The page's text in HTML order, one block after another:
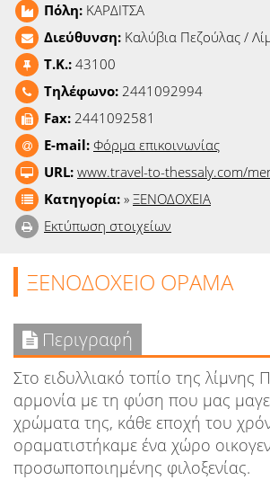
Ραδιόφωνο
Ταινίες
Πόλη: ΚΑΡΔΙΤΣΑ
Διεύθυνση: Καλύβια Πεζούλας /
T.K.: 43100
Τηλέφωνο: 2441092994
Fax: 2441092581
E-mail: Φόρμα επικοινωνίας
URL: www.travel-to-thessaly.com/
Κατηγορία: » ΞΕΝΟΔΟΧΕΙΑ
Εκτύπωση στοιχείων
ΞΕΝΟΔΟΧΕΙΟ ΟΡΑΜΑ
Περιγραφή
Στο ειδυλλιακό τοπίο της λίμνης
αρμονία με τη φύση που μας
χρώματα της, κάθε εποχή του
οραματιστήκαμε ένα χώρο
προσωποποιημένης φιλοξενίας.